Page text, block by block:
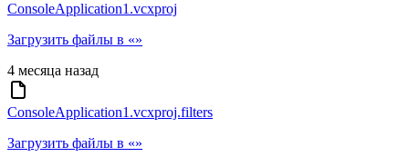
ConsoleApplication1.vcxproj
Загрузить файлы в «»
4 месяца назад
ConsoleApplication1.vcxproj.filters
Загрузить файлы в «»